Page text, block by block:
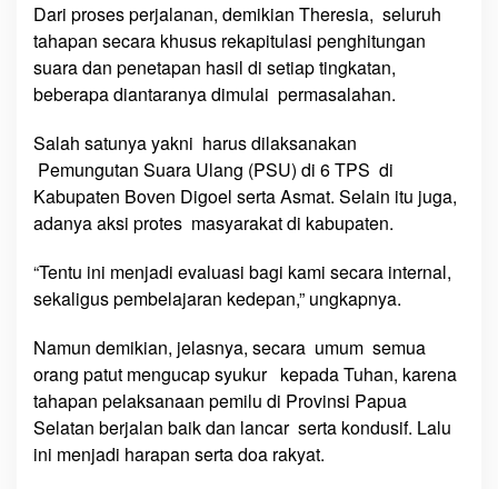
g
g
a
H
r
u
s
P
U
d
6
T
P
Dari proses perjalanan, demikian Theresia, seluruh
tahapan secara khusus rekapitulasi penghitungan
suara dan penetapan hasil di setiap tingkatan,
beberapa diantaranya dimulai permasalahan.
Salah satunya yakni harus dilaksanakan
Pemungutan Suara Ulang (PSU) di 6 TPS di
Kabupaten Boven Digoel serta Asmat. Selain itu juga,
adanya aksi protes masyarakat di kabupaten.
“Tentu ini menjadi evaluasi bagi kami secara internal,
sekaligus pembelajaran kedepan,” ungkapnya.
Namun demikian, jelasnya, secara umum semua
orang patut mengucap syukur kepada Tuhan, karena
tahapan pelaksanaan pemilu di Provinsi Papua
Selatan berjalan baik dan lancar serta kondusif. Lalu
ini menjadi harapan serta doa rakyat.